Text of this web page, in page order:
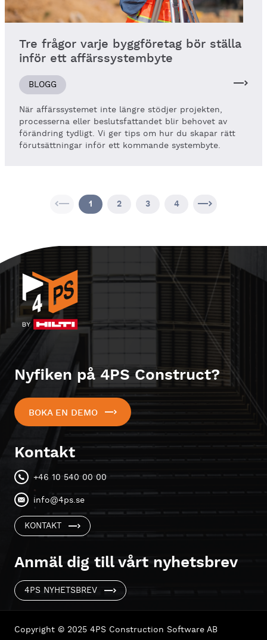
Tre frågor varje byggföretag bör ställa
inför ett affärssystembyte
BLOGG
När affärssystemet inte längre stödjer projekten,
processerna eller beslutsfattandet blir behovet av
förändring tydligt. Vi ger tips om hur du skapar rätt
förutsättningar inför ett kommande systembyte.
1 2 3 4
Nyfiken på 4PS Construct?
BOKA EN DEMO
Kontakt
+46 10 540 00 00
info@4ps.se
KONTAKT
Anmäl dig till vårt nyhetsbrev
4PS NYHETSBREV
Copyright © 2025 4PS Construction Software AB